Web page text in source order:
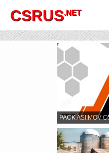
CSRUS.NET
PACK ASIIMOV